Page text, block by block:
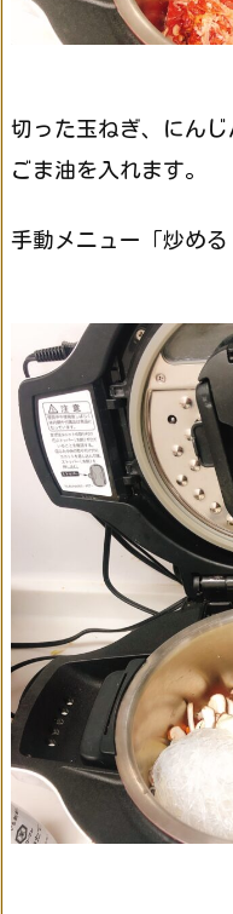
切った玉ねぎ、にんじ
ごま油を入れます。
手動メニュー「炒める